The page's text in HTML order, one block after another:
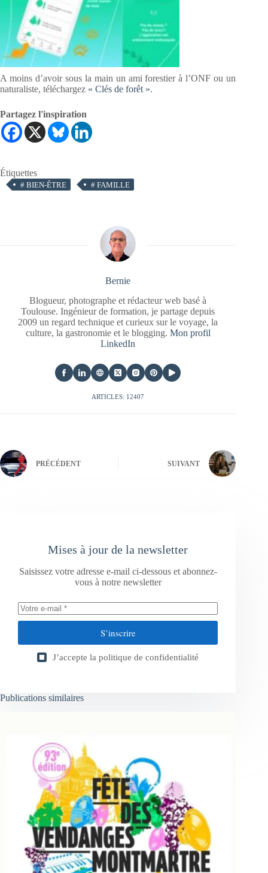
A moins d’avoir sous la main un ami forestier à l’ONF ou un
naturaliste, téléchargez « Clés de forêt ».
Partagez l'inspiration
Étiquettes
# BIEN-ÊTRE # FAMILLE
Bernie
Blogueur, photographe et rédacteur web basé à
Toulouse. Ingénieur de formation, je partage depuis
2009 un regard technique et curieux sur le voyage, la
culture, la gastronomie et le blogging. Mon profil
LinkedIn
ARTICLES: 12407
PRÉCÉDENT SUIVANT
Mises à jour de la newsletter
Saisissez votre adresse e-mail ci-dessous et abonnez-
vous à notre newsletter
S’inscrire
J’accepte la politique de confidentialité
Publications similaires